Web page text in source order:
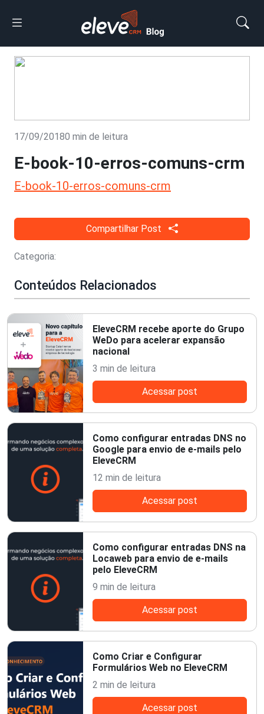
17/09/20180 min de leitura
E-book-10-erros-comuns-crm
E-book-10-erros-comuns-crm
Compartilhar Post
Categoria:
Conteúdos Relacionados
EleveCRM recebe aporte do Grupo
WeDo para acelerar expansão
nacional
3 min de leitura
Acessar post
Como configurar entradas DNS no
Google para envio de e-mails pelo
EleveCRM
12 min de leitura
Acessar post
Como configurar entradas DNS na
Locaweb para envio de e-mails
pelo EleveCRM
9 min de leitura
Acessar post
Como Criar e Configurar
Formulários Web no EleveCRM
2 min de leitura
Acessar post